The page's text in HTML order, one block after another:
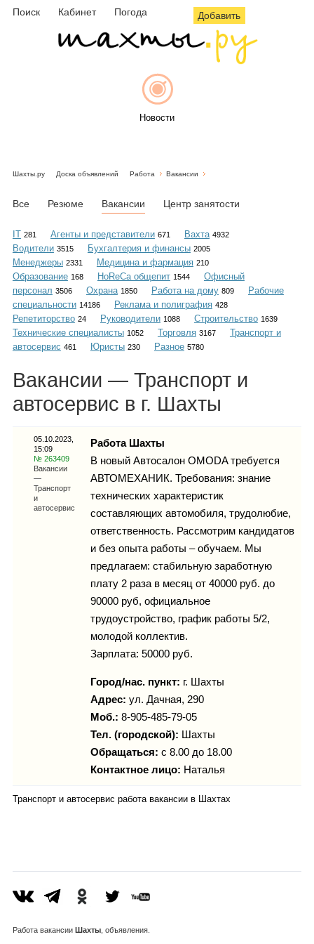
Поиск Кабинет Погода Добавить
Новости
Объявления
Каталог
Инфо
Карты
Фотогалерея
Шахты.ру Доска объявлений Работа Вакансии
Все Резюме Вакансии Центр занятости
IT 281 Агенты и представители 671 Вахта 4932
Водители 3515 Бухгалтерия и финансы 2005
Менеджеры 2331 Медицина и фармация 210
Образование 168 HoReCa общепит 1544
Офисный
персонал 3506 Охрана 1850 Работа на дому 809
Рабочие
специальности 14186 Реклама и полиграфия 428
Репетиторство 24 Руководители 1088 Строительство 1639
Технические специалисты 1052 Торговля 3167
Транспорт и
автосервис 461 Юристы 230 Разное 5780
Вакансии — Транспорт и
автосервис в г. Шахты
05.10.2023,
15:09
№ 263409
Вакансии
—
Транспорт
и
автосервис
Работа Шахты
В новый Автосалон OMODA требуется
АВТОМЕХАНИК. Требования: знание
технических характеристик
составляющих автомобиля, трудолюбие,
ответственность. Рассмотрим кандидатов
и без опыта работы – обучаем. Мы
предлагаем: стабильную заработную
плату 2 раза в месяц от 40000 руб. до
90000 руб, официальное
трудоустройство, график работы 5/2,
молодой коллектив.
Зарплата: 50000 руб.
Город/нас. пункт: г. Шахты
Адрес: ул. Дачная, 290
Моб.: 8-905-485-79-05
Тел. (городской): Шахты
Обращаться: с 8.00 до 18.00
Контактное лицо: Наталья
Транспорт и автосервис работа вакансии в Шахтах
Работа вакансии Шахты, объявления.